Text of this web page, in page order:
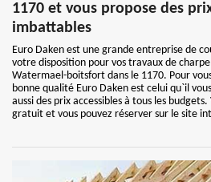
1170 et vous propose des
imbattables
Euro Daken est une grande entreprise de
votre disposition pour vos travaux de
Watermael-boitsfort dans le 1170. Pour
bonne qualité Euro Daken est celui qu`il
aussi des prix accessibles à tous les
gratuit et vous pouvez réserver sur le site